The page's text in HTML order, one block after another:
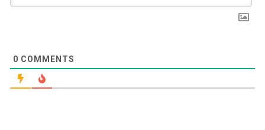
0 COMMENTS